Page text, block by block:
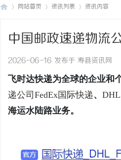
网站首页 资讯列表 资讯内容
中国邮政速递物流
EMS)、E特快资费
2026-06-16 发布于 寿县资讯网
飞时达快递为全球的企业和
递公司 FedEx国际快递 、
海运水陆路业务。